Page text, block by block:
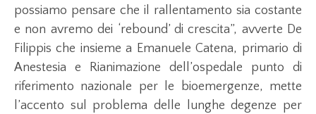
possiamo pensare che il rallentamento sia costante
e non avremo dei ‘rebound’ di crescita”, avverte De
Filippis che insieme a Emanuele Catena, primario di
Anestesia e Rianimazione dell’ospedale punto di
riferimento nazionale per le bioemergenze, mette
l’accento sul problema delle lunghe degenze per